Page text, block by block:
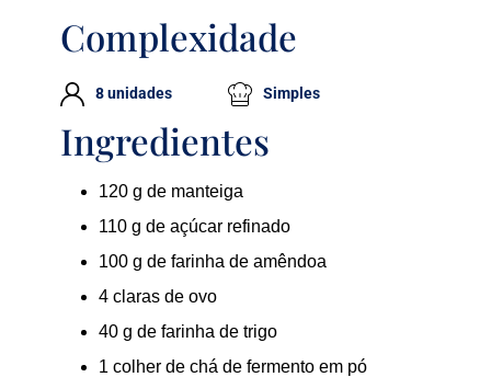
Complexidade
8 unidades Simples
Ingredientes
120 g de manteiga
110 g de açúcar refinado
100 g de farinha de amêndoa
4 claras de ovo
40 g de farinha de trigo
1 colher de chá de fermento em pó